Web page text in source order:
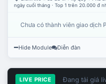
ngày cuối tháng · Top 1 trên 20.000 đ
Chưa có thành viên giao dịch
Hide Module Diễn đàn
LIVE PRICE Đang tải giá